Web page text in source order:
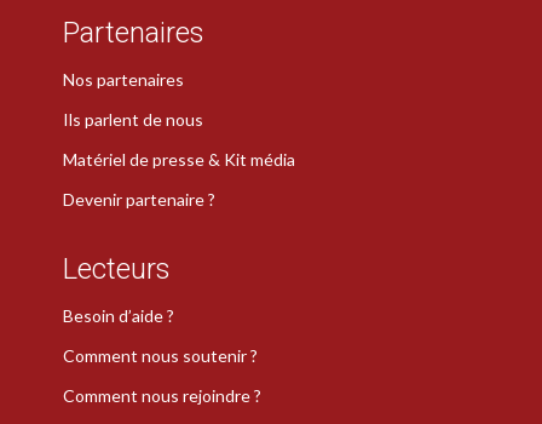
Partenaires
Nos partenaires
Ils parlent de nous
Matériel de presse & Kit média
Devenir partenaire ?
Lecteurs
Besoin d’aide ?
Comment nous soutenir ?
Comment nous rejoindre ?